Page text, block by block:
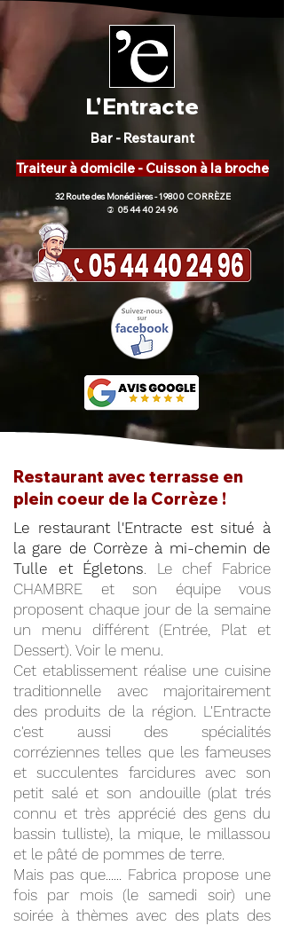
L'Entracte
Bar - Restaurant
Traiteur à domicile - Cuisson à la broche
32 Route des Monédières - 19800 CORRÈZE
) 05 44 40 24 96
Restaurant avec terrasse en
plein coeur de la Corrèze !
Le restaurant l'Entracte est situé à
la gare de Corrèze à mi-chemin de
Tulle et Égletons. Le chef Fabrice
CHAMBRE et son équipe vous
proposent chaque jour de la semaine
un menu différent (Entrée, Plat et
Dessert). Voir le menu.
Cet etablissement réalise une cuisine
traditionnelle avec majoritairement
des produits de la région. L'Entracte
c'est aussi des spécialités
corréziennes telles que les fameuses
et succulentes farcidures avec son
petit salé et son andouille (plat trés
connu et très apprécié des gens du
bassin tulliste), la mique, le millassou
et le pâté de pommes de terre.
Mais pas que...... Fabrica propose une
fois par mois (le samedi soir) une
soirée à thèmes avec des plats des